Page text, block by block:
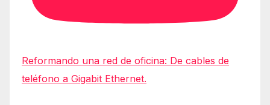
Reformando una red de oficina: De cables de
teléfono a Gigabit Ethernet.